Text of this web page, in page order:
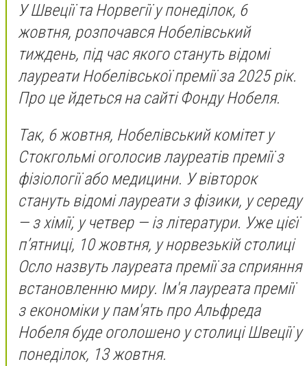
У Швеції та Норвегії у понеділок, 6
жовтня, розпочався Нобелівський
тиждень, під час якого стануть відомі
лауреати Нобелівської премії за 2025 рік.
Про це йдеться на сайті Фонду Нобеля.
Так, 6 жовтня, Нобелівський комітет у
Стокгольмі оголосив лауреатів премії з
фізіології або медицини. У вівторок
стануть відомі лауреати з фізики, у середу
— з хімії, у четвер — із літератури. Уже цієї
п’ятниці, 10 жовтня, у норвезькій столиці
Осло назвуть лауреата премії за сприяння
встановленню миру. Ім'я лауреата премії
з економіки у пам'ять про Альфреда
Нобеля буде оголошено у столиці Швеції у
понеділок, 13 жовтня.